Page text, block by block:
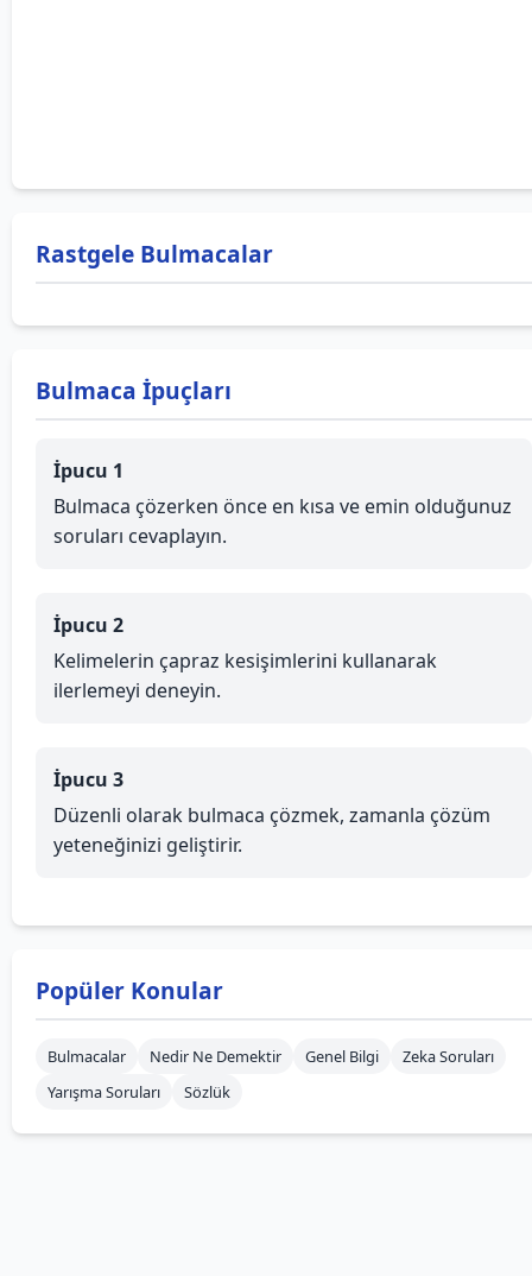
Rastgele Bulmacalar
Bulmaca İpuçları
İpucu 1
Bulmaca çözerken önce en kısa ve emin olduğunuz
soruları cevaplayın.
İpucu 2
Kelimelerin çapraz kesişimlerini kullanarak
ilerlemeyi deneyin.
İpucu 3
Düzenli olarak bulmaca çözmek, zamanla çözüm
yeteneğinizi geliştirir.
Popüler Konular
Bulmacalar Nedir Ne Demektir Genel Bilgi
Zeka Soruları
Yarışma Soruları
Sözlük